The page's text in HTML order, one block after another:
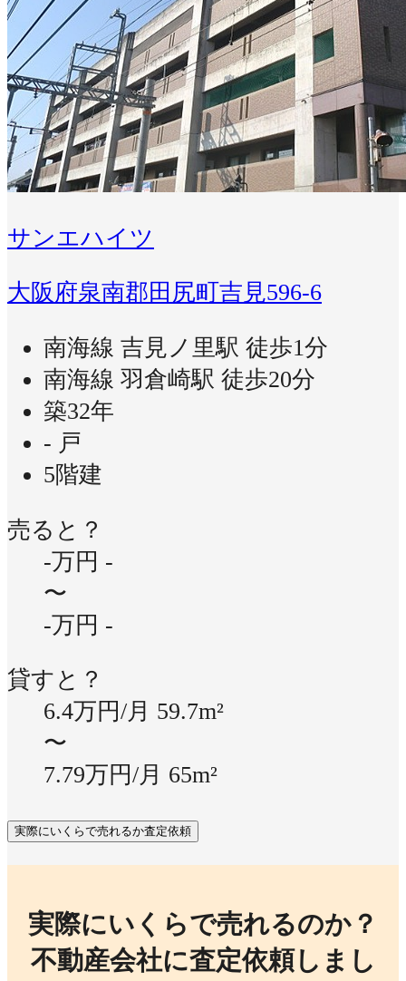
サンエハイツ
大阪府泉南郡田尻町吉見596-6
南海線 吉見ノ里駅 徒歩1分
南海線 羽倉崎駅 徒歩20分
築32年
- 戸
5階建
売ると？
-万円 -
〜
-万円 -
貸すと？
6.4万円/月 59.7m²
〜
7.79万円/月 65m²
実際にいくらで売れるか査定依頼
実際にいくらで売れるのか？
不動産会社に査定依頼しまし